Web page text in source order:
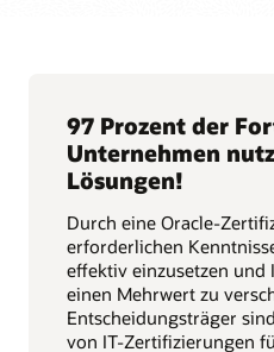
97 Prozent der
Unternehmen
Lösungen!
Durch eine Oracle-
erforderlichen
effektiv einzusetzen
einen Mehrwert zu
Entscheidungsträger
von IT-Zertifizierungen